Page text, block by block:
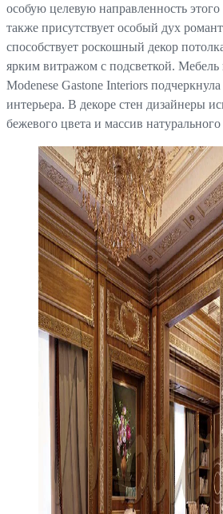
особую целевую направленность
также присутствует особый дух
способствует роскошный декор
ярким витражом с подсветкой. Мебель
Modenese Gastone Interiors
интерьера. В декоре стен дизайнеры
бежевого цвета и массив